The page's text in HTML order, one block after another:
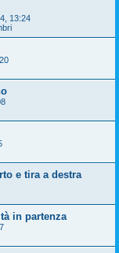
13:24
e tira a destra
in partenza